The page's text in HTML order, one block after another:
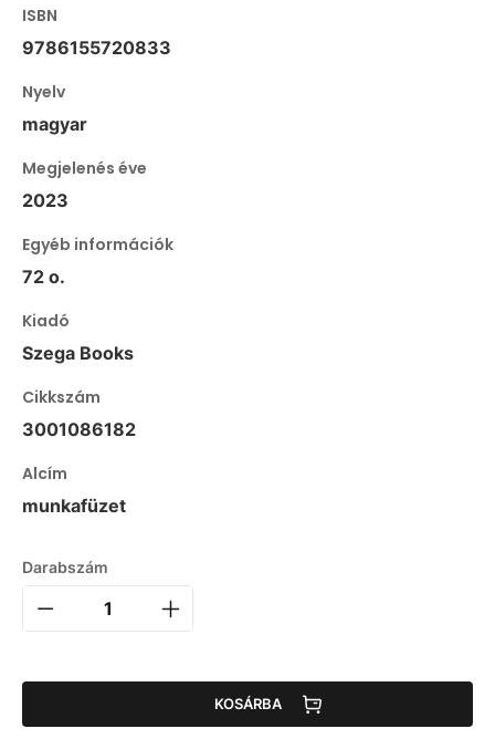
ISBN
9786155720833
Nyelv
magyar
Megjelenés éve
2023
Egyéb információk
72 o.
Kiadó
Szega Books
Cikkszám
3001086182
Alcím
munkafüzet
Darabszám
KOSÁRBA